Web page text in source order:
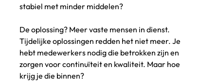
stabiel met minder middelen?
De oplossing? Meer vaste mensen in dienst.
Tijdelijke oplossingen redden het niet meer. Je
hebt medewerkers nodig die betrokken zijn en
zorgen voor continuïteit en kwaliteit. Maar hoe
krijg je die binnen?